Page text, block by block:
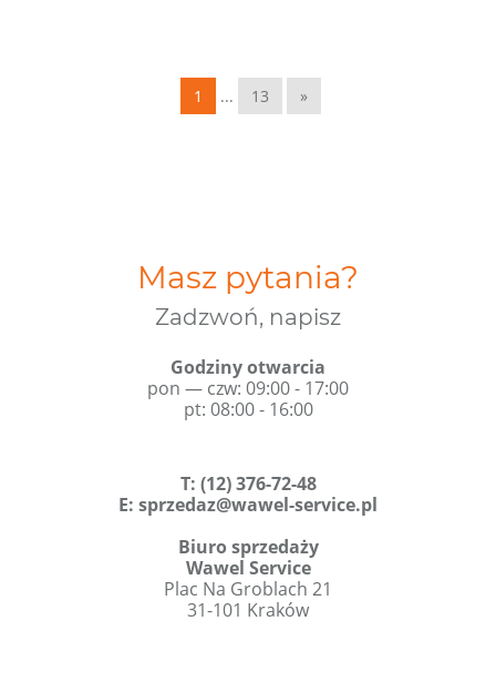
1 ... 13 »
Masz pytania?
Zadzwoń, napisz
Godziny otwarcia
pon — czw: 09:00 - 17:00
pt: 08:00 - 16:00
T: (12) 376-72-48
E: sprzedaz@wawel-service.pl
Biuro sprzedaży
Wawel Service
Plac Na Groblach 21
31-101 Kraków